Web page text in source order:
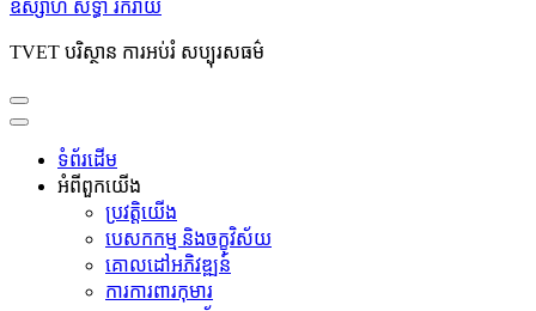
ឧស្សាហ៍ សទ្ធា រីករាយ
TVET បរិស្ថាន ការអប់រំ សប្បុរសធម៌
ទំព័រដើម
អំពី​ពួក​យើង
ប្រវត្តិយើង
បេសកកម្ម និងចក្ខុវិស័យ
គោលដៅអភិវឌ្ឍន៍
ការការពារកុមារ